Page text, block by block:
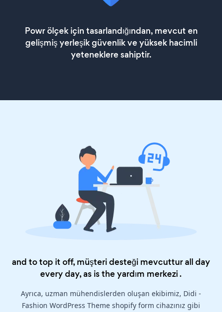
Powr ölçek için tasarlandığından, mevcut en
gelişmiş yerleşik güvenlik ve yüksek hacimli
yeteneklere sahiptir.
and to top it off, müşteri desteği mevcuttur all day
every day, as is theyardım merkezi.
Ayrıca, uzman mühendislerden oluşan ekibimiz, Didi -
Fashion WordPress Theme shopify form cihazınız gibi